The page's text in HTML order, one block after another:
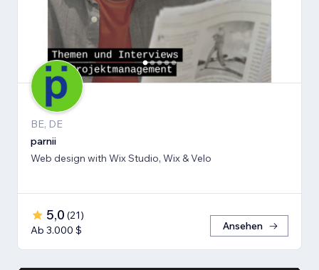
BE, DE
parnii
Web design with Wix Studio, Wix & Velo
5,0 (21)
Ab 3.000 $
Ansehen